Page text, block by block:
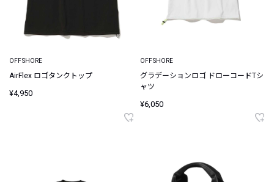
OFFSHORE
AirFlex ロゴタンクトップ
¥4,950
OFFSHORE
グラデーションロゴ ドローコードTシ
ャツ
¥6,050